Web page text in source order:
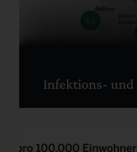
Infektions- und